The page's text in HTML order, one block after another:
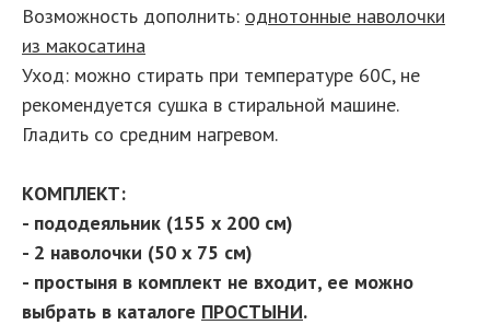
Возможность дополнить: однотонные наволочки
из макосатина
Уход: можно стирать при температуре 60С, не
рекомендуется сушка в стиральной машине.
Гладить со средним нагревом.
КОМПЛЕКТ:
- пододеяльник (155 х 200 см)
- 2 наволочки (50 х 75 см)
- простыня в комплект не входит, ее можно
выбрать в каталоге ПРОСТЫНИ.